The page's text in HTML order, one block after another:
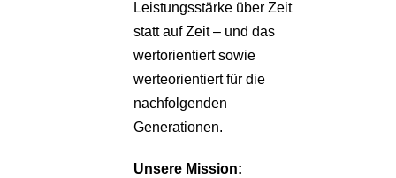
Leistungsstärke über Zeit
statt auf Zeit – und das
wertorientiert sowie
werteorientiert für die
nachfolgenden
Generationen.
Unsere Mission: